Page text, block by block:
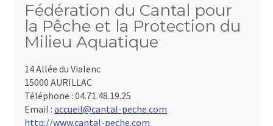
Fédération du Cantal pour
la Pêche et la Protection du
Milieu Aquatique
14 Allée du Vialenc
15000 AURILLAC
Téléphone : 04.71.48.19.25
Email : accueil@cantal-peche.com
http://www.cantal-peche.com